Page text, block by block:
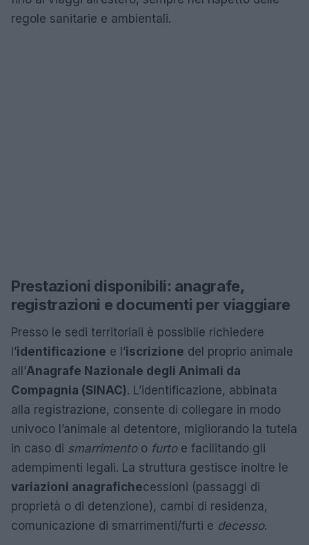
regole sanitarie e ambientali.
Prestazioni disponibili: anagrafe,
registrazioni e documenti per viaggiare
Presso le sedi territoriali è possibile richiedere
l’identificazione e l’iscrizione del proprio animale
all’Anagrafe Nazionale degli Animali da
Compagnia (SINAC). L’identificazione, abbinata
alla registrazione, consente di collegare in modo
univoco l’animale al detentore, migliorando la tutela
in caso di smarrimentoo furtoe facilitando gli
adempimenti legali. La struttura gestisce inoltre le
variazioni anagrafichecessioni (passaggi di
proprietà o di detenzione), cambi di residenza,
comunicazione di smarrimenti/furti e decesso.